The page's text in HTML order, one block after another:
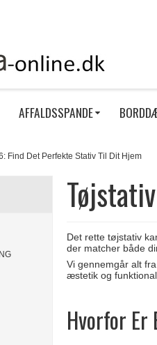
AFFALDSSPANDE
Find Det Perfekte Stativ Til Dit Hjem
Det rette tøjstativ
der matcher både
Vi gennemgår alt
æstetik og
Hvorfor